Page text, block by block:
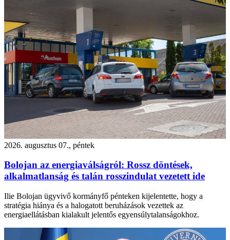
2026. augusztus 07., péntek
Bolojan az energiaválságról: Rossz döntések,
alkalmatlanság és talán rosszindulat vezetett ide
Ilie Bolojan ügyvivő kormányfő pénteken kijelentette, hogy a
stratégia hiánya és a halogatott beruházások vezettek az
energiaellátásban kialakult jelentős egyensúlytalanságokhoz.